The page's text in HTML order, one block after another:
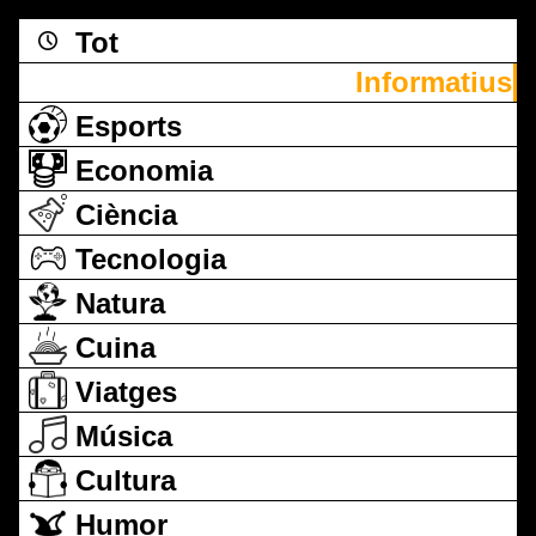
Tot
Informatius
Esports
Economia
Ciència
Tecnologia
Natura
Cuina
Viatges
Música
Cultura
Humor